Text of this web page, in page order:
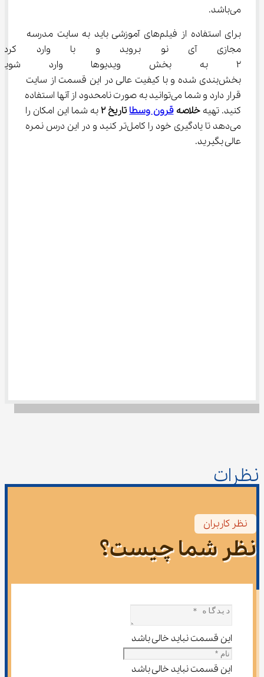
می‌باشد.
برای استفاده از فیلم‌های آموزشی باید به سایت مدرسه
مجازی آی نو بروید و با وارد
۲ به بخش ویدیوها وارد
بخش‌بندی شده و با کیفیت عالی در این قسمت از سایت
قرار دارد و شما می‌توانید به صورت نامحدود از آنها استفاده
کنید. تهیه خلاصه قرون وسطا تاریخ ۲ به شما این امکان را
می‌دهد تا یادگیری خود را کامل‌تر کنید و در این درس نمره
عالی بگیرید.
نظرات
نظر کاربران
نظر شما چیست؟
این قسمت نباید خالی باشد
این قسمت نباید خالی باشد